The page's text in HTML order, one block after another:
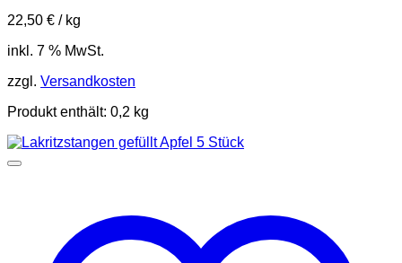
22,50 € / kg
inkl. 7 % MwSt.
zzgl. Versandkosten
Produkt enthält: 0,2 kg